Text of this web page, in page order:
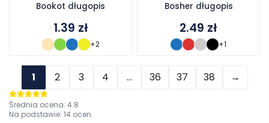
Bookot długopis
1.39 zł
+2
Bosher długopis
2.49 zł
+1
1 2 3 4 … 36 37 38 →
Oceniono
4.8na 5
Średnia ocena: 4.8
Na podstawie: 14 ocen